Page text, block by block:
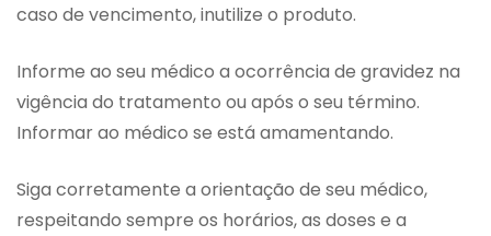
caso de vencimento, inutilize o produto.
Informe ao seu médico a ocorrência de gravidez na
vigência do tratamento ou após o seu término.
Informar ao médico se está amamentando.
Siga corretamente a orientação de seu médico,
respeitando sempre os horários, as doses e a